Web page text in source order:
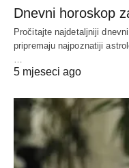
Dnevni horoskop
Pročitajte najdetaljniji
pripremaju najpoznatiji
5 mjeseci ago